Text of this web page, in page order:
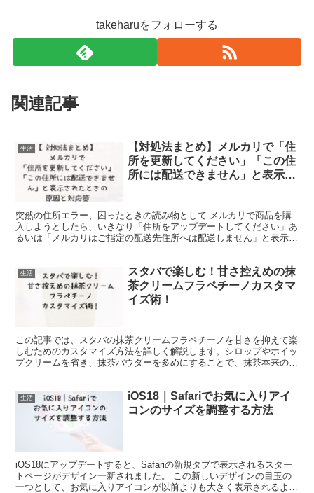
takeharuをフォローする
関連記事
生活
【対処法まとめ】メルカリで「住
所を更新してください」「この住
所には配送できません」と表示さ
突然の住所エラー、困ったときの読み物として メルカリで商品を購
入しようとしたら、いきなり「住所をアップデートしてください」あ
るいは「メルカリはご指定の配送先住所へは配送しません」と表示さ
生活
スタバで楽しむ！甘さ控えめの抹
茶クリームフラペチーノカスタマ
イズ術！
この記事では、スタバの抹茶クリームフラペチーノを甘さを抑えて楽
しむためのカスタマイズ方法を詳しく解説します。シロップやホイッ
プクリームを省き、抹茶パウダーを多めにすることで、抹茶本来の風
ます。
生活
iOS18｜Safariでお気に入りアイ
コンのサイズを調整する方法
iOS18にアップデートすると、Safariの新規タブで表示されるスター
トページがデザイン一新されました。 この新しいデザインの目玉の
一つとして、お気に入りアイコンが以前よりも大きく表示されるよう